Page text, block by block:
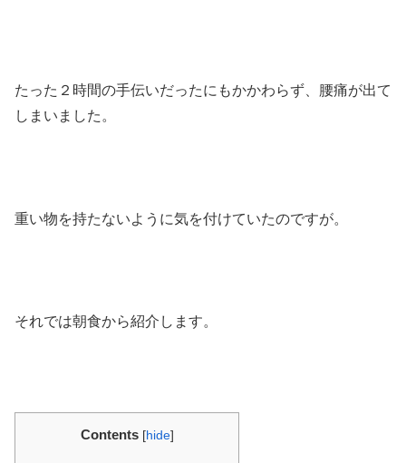
たった２時間の手伝いだったにもかかわらず、腰痛が出て
しまいました。
重い物を持たないように気を付けていたのですが。
それでは朝食から紹介します。
Contents [hide]